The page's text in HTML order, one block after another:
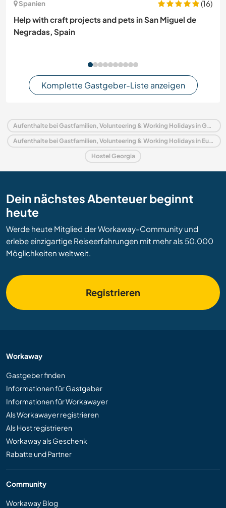
Spanien
(16)
Help with craft projects and pets in San Miguel de
Negradas, Spain
Komplette Gastgeber-Liste anzeigen
Aufenthalte bei Gastfamilien, Volunteering & Working Holidays in Georgia
Aufenthalte bei Gastfamilien, Volunteering & Working Holidays in Europa
Hostel Georgia
Dein nächstes Abenteuer beginnt
heute
Werde heute Mitglied der Workaway-Community und
erlebe einzigartige Reiseerfahrungen mit mehr als 50.000
Möglichkeiten weltweit.
Registrieren
Workaway
Gastgeber finden
Informationen für Gastgeber
Informationen für Workawayer
Als Workawayer registrieren
Als Host registrieren
Workaway als Geschenk
Rabatte und Partner
Community
Workaway Blog